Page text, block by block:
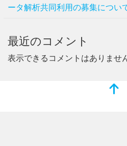
ータ解析共同利用の募集につい
最近のコメント
表示できるコメントはありませ